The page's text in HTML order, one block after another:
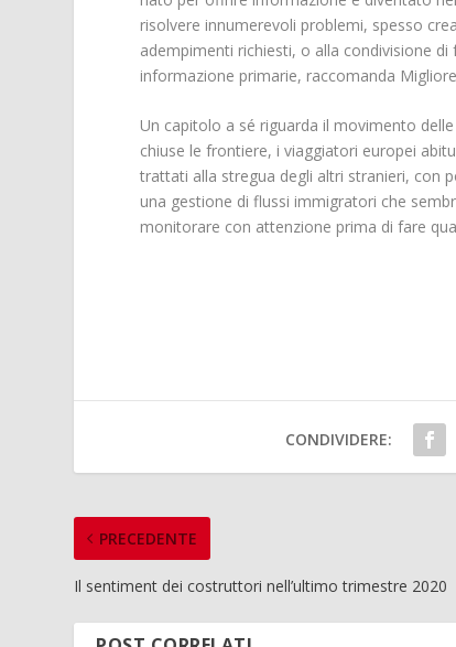
risolvere innumerevoli problemi, spesso
adempimenti richiesti, o alla condivisione
informazione primarie, raccomanda
Un capitolo a sé riguarda il movimento
chiuse le frontiere, i viaggiatori europei
trattati alla stregua degli altri stranieri, con
una gestione di flussi immigratori che
monitorare con attenzione prima di fare
CONDIVIDERE:
PRECEDENTE
Il sentiment dei costruttori nell’ultimo trimestre 2020